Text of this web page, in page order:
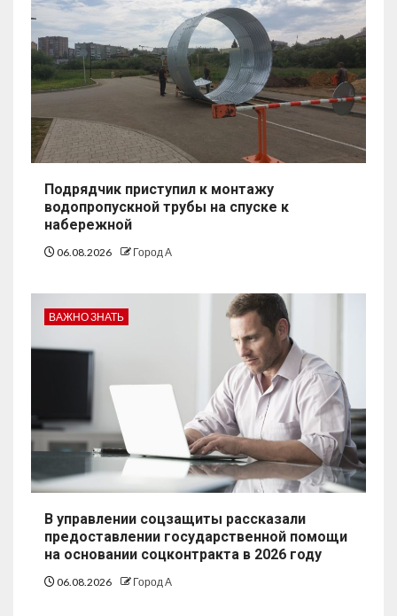
Подрядчик приступил к монтажу
водопропускной трубы на спуске к
набережной
06.08.2026 Город А
ВАЖНО ЗНАТЬ
В управлении соцзащиты рассказали
предоставлении государственной помощи
на основании соцконтракта в 2026 году
06.08.2026 Город А